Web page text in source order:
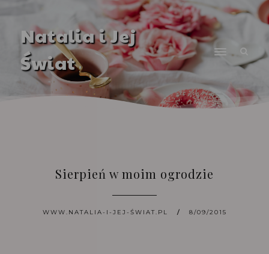
Natalia i Jej
Świat
Sierpień w moim ogrodzie
WWW.NATALIA-I-JEJ-ŚWIAT.PL 8/09/2015